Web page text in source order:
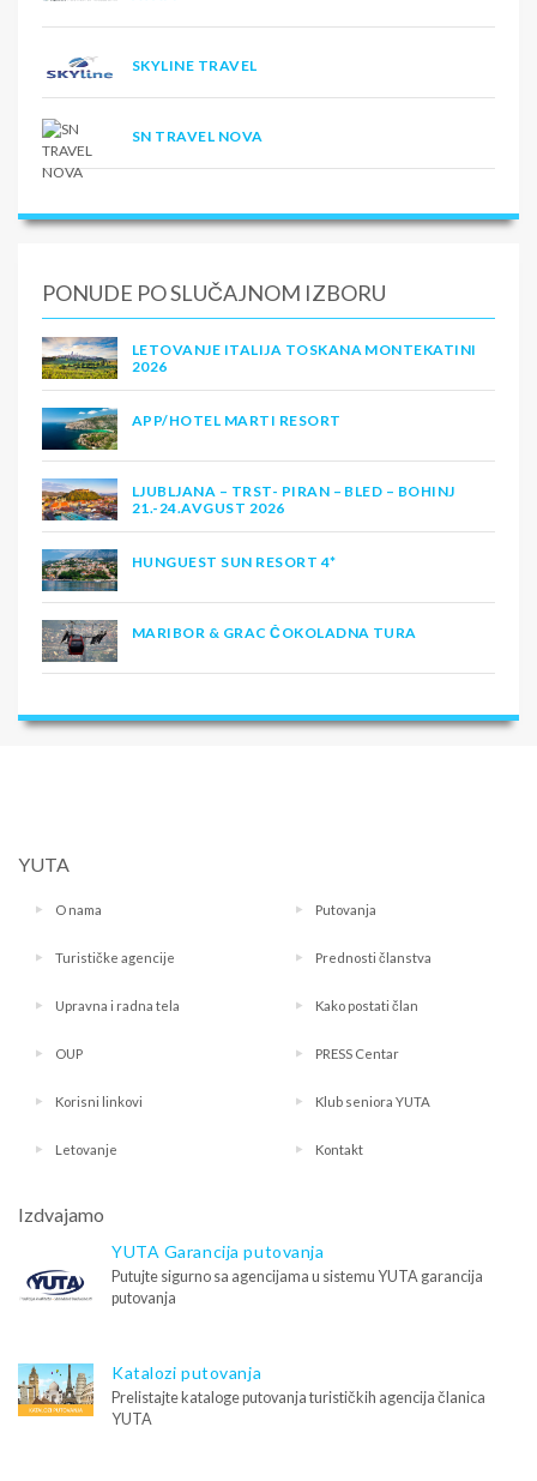
SKYLINE TRAVEL
SN TRAVEL NOVA
PONUDE PO SLUČAJNOM IZBORU
LETOVANJE ITALIJA TOSKANA MONTEKATINI
2026
APP/HOTEL MARTI RESORT
LJUBLJANA – TRST- PIRAN – BLED – BOHINJ
21.-24.AVGUST 2026
HUNGUEST SUN RESORT 4*
MARIBOR & GRAC ČOKOLADNA TURA
YUTA
O nama Putovanja
Turističke agencije Prednosti članstva
Upravna i radna tela Kako postati član
OUP PRESS Centar
Korisni linkovi Klub seniora YUTA
Letovanje Kontakt
Izdvajamo
YUTA Garancija putovanja
Putujte sigurno sa agencijama u sistemu YUTA garancija
putovanja
Katalozi putovanja
Prelistajte kataloge putovanja turističkih agencija članica
YUTA